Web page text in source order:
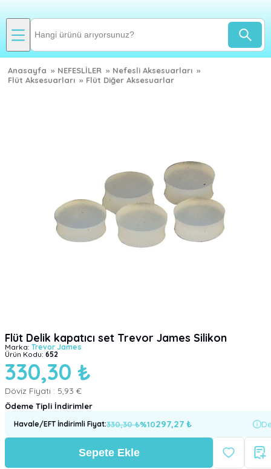
Anasayfa » NEFESLİLER » Nefesli Aksesuarları »
Flüt Aksesuarları » Flüt Diğer Aksesuarlar
Flüt Delik kapatıcı set Trevor James Silikon
Marka: Trevor James
Ürün Kodu: 652
330,30 ₺
Döviz Fiyatı : 5,93 €
Ödeme Tipli İndirimler
Havale/EFT İndirimli Fiyat:330,30₺%10297,27 ₺
Sepete Ekle